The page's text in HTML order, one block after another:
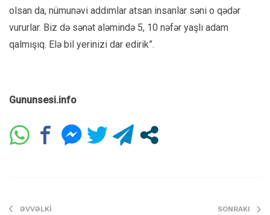
olsan da, nümunəvi addımlar atsan insanlar səni o qədər
vururlar. Biz də sənət aləmində 5, 10 nəfər yaşlı adam
qalmışıq. Elə bil yerinizi dar edirik”.
Gununsesi.info
ƏVVƏLKI SONRAKI